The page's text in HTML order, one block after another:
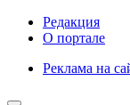
Редакция
О портале
Реклама на